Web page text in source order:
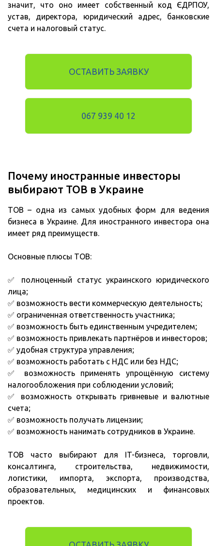
значит, что оно имеет собственный код ЄДРПОУ,
устав, директора, юридический адрес, банковские
счета и налоговый статус.
ОСТАВИТЬ ЗАЯВКУ
067 939 40 12
Почему иностранные инвесторы
выбирают ТОВ в Украине
ТОВ – одна из самых удобных форм для ведения
бизнеса в Украине. Для иностранного инвестора она
имеет ряд преимуществ.
Основные плюсы ТОВ:
✅ полноценный статус украинского юридического
лица;
✅ возможность вести коммерческую деятельность;
✅ ограниченная ответственность участника;
✅ возможность быть единственным учредителем;
✅ возможность привлекать партнёров и инвесторов;
✅ удобная структура управления;
✅ возможность работать с НДС или без НДС;
✅ возможность применять упрощённую систему
налогообложения при соблюдении условий;
✅ возможность открывать гривневые и валютные
счета;
✅ возможность получать лицензии;
✅ возможность нанимать сотрудников в Украине.
ТОВ часто выбирают для IT-бизнеса, торговли,
консалтинга, строительства, недвижимости,
логистики, импорта, экспорта, производства,
образовательных, медицинских и финансовых
проектов.